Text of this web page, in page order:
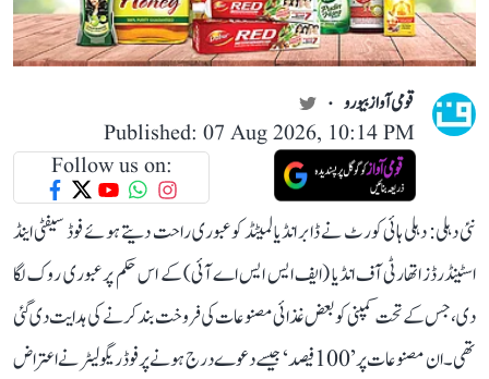
قومی آواز بیورو
Published: 07 Aug 2026, 10:14 PM
Follow us on:
نئی دہلی: دہلی ہائی کورٹ نے ڈابر انڈیا لمیٹڈ کو عبوری راحت دیتے ہوئے فوڈ سیفٹی اینڈ
اسٹینڈرڈز اتھارٹی آف انڈیا (ایف ایس ایس اے آئی) کے اس حکم پر عبوری روک لگا
دی، جس کے تحت کمپنی کو بعض غذائی مصنوعات کی فروخت بند کرنے کی ہدایت دی گئی
تھی۔ ان مصنوعات پر ’100 فیصد‘ جیسے دعوے درج ہونے پر فوڈ ریگولیٹر نے اعتراض